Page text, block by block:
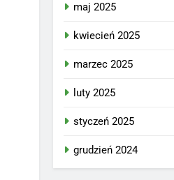
maj 2025
kwiecień 2025
marzec 2025
luty 2025
styczeń 2025
grudzień 2024